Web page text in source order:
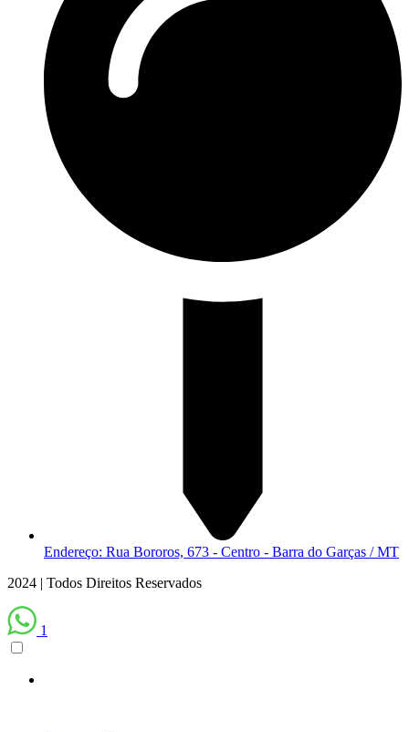
Endereço: Rua Bororos, 673 - Centro - Barra do Garças / MT
2024 | Todos Direitos Reservados
1